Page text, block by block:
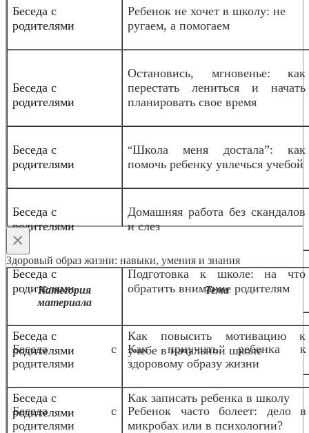
Беседа с
родителями
Ребенок не хочет в школу: не
ругаем, а помогаем
Беседа с
родителями
Остановись, мгновенье: как
перестать лениться и начать
планировать свое время
Беседа с
родителями
“Школа меня достала”: как
помочь ребенку увлечься учебой
Беседа с
родителями
Домашняя работа без скандалов
и слез
Беседа с
родителями
Подготовка к школе: на что
обратить внимание родителям
Беседа с
родителями
Как повысить мотивацию к
учебе в начальной школе
Беседа с
родителями
Как записать ребенка в школу
×
Здоровый образ жизни: навыки, умения и знания
Категория
материала
Тема
Беседа с
родителями
Как приучить ребенка к
здоровому образу жизни
Беседа с
родителями
Ребенок часто болеет: дело в
микробах или в психологии?